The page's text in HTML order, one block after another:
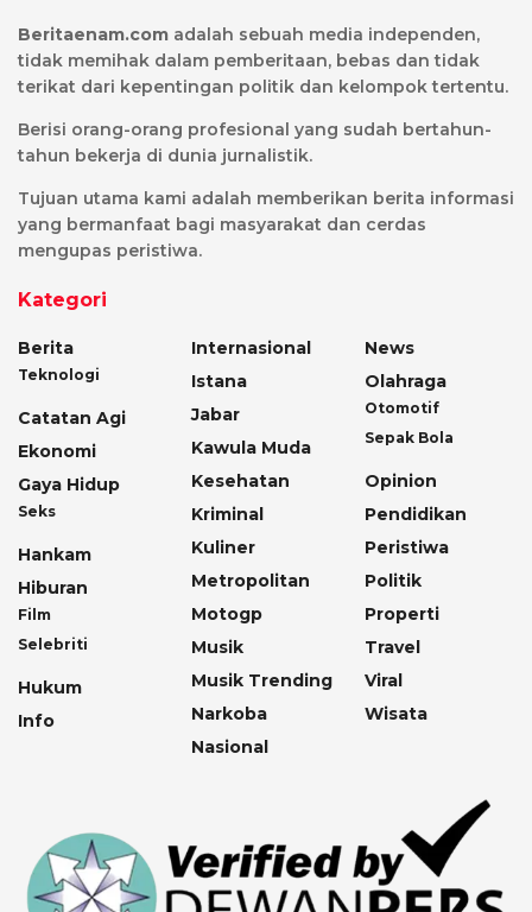
Beritaenam.com adalah sebuah media independen,
tidak memihak dalam pemberitaan, bebas dan tidak
terikat dari kepentingan politik dan kelompok tertentu.
Berisi orang-orang profesional yang sudah bertahun-
tahun bekerja di dunia jurnalistik.
Tujuan utama kami adalah memberikan berita informasi
yang bermanfaat bagi masyarakat dan cerdas
mengupas peristiwa.
Kategori
Berita
Teknologi
Catatan Agi
Ekonomi
Gaya Hidup
Seks
Hankam
Hiburan
Film
Selebriti
Hukum
Info
Internasional
Istana
Jabar
Kawula Muda
Kesehatan
Kriminal
Kuliner
Metropolitan
Motogp
Musik
Musik Trending
Narkoba
Nasional
News
Olahraga
Otomotif
Sepak Bola
Opinion
Pendidikan
Peristiwa
Politik
Properti
Travel
Viral
Wisata